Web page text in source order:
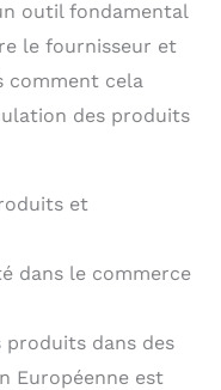
outil fondamental
le fournisseur et
comment cela
des produits
et
dans le commerce
dans des
Européenne est